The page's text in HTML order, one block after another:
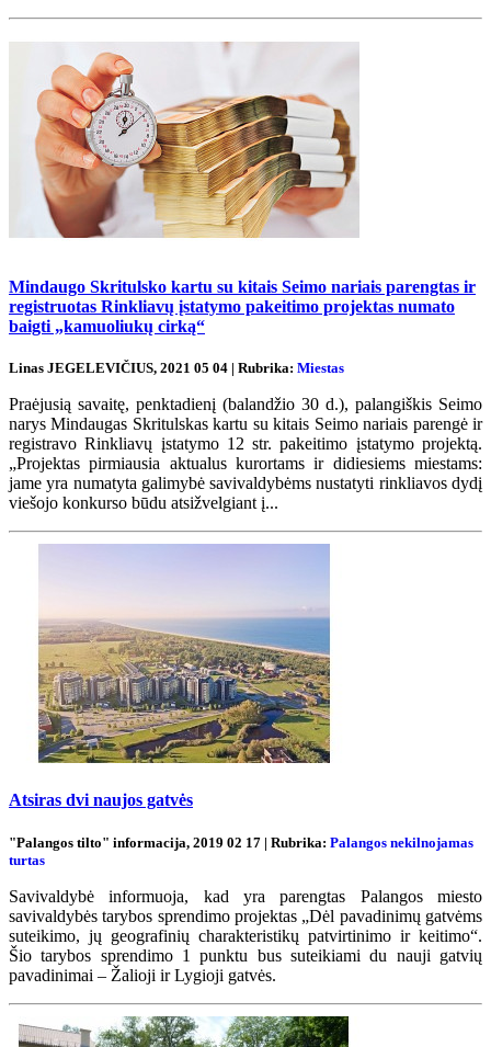
Mindaugo Skritulsko kartu su kitais Seimo nariais parengtas ir
registruotas Rinkliavų įstatymo pakeitimo projektas numato
baigti „kamuoliukų cirką“
Linas JEGELEVIČIUS, 2021 05 04 | Rubrika: Miestas
Praėjusią savaitę, penktadienį (balandžio 30 d.), palangiškis Seimo
narys Mindaugas Skritulskas kartu su kitais Seimo nariais parengė ir
registravo Rinkliavų įstatymo 12 str. pakeitimo įstatymo projektą.
„Projektas pirmiausia aktualus kurortams ir didiesiems miestams:
jame yra numatyta galimybė savivaldybėms nustatyti rinkliavos dydį
viešojo konkurso būdu atsižvelgiant į...
Atsiras dvi naujos gatvės
"Palangos tilto" informacija, 2019 02 17 | Rubrika: Palangos nekilnojamas
turtas
Savivaldybė informuoja, kad yra parengtas Palangos miesto
savivaldybės tarybos sprendimo projektas „Dėl pavadinimų gatvėms
suteikimo, jų geografinių charakteristikų patvirtinimo ir keitimo“.
Šio tarybos sprendimo 1 punktu bus suteikiami du nauji gatvių
pavadinimai – Žalioji ir Lygioji gatvės.